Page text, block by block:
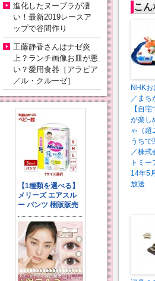
こ
NHK
／まち
【自
が楽し
ゃ（超
うちで
／株式
トミ
14年5
放送
進化したヌーブラが凄
い！最新2019レースア
ップで谷間作り
工藤静香さんはナゼ炎
上？ランチ画像お皿が悪
い？愛用食器［アラビア
／ル・クルーゼ］